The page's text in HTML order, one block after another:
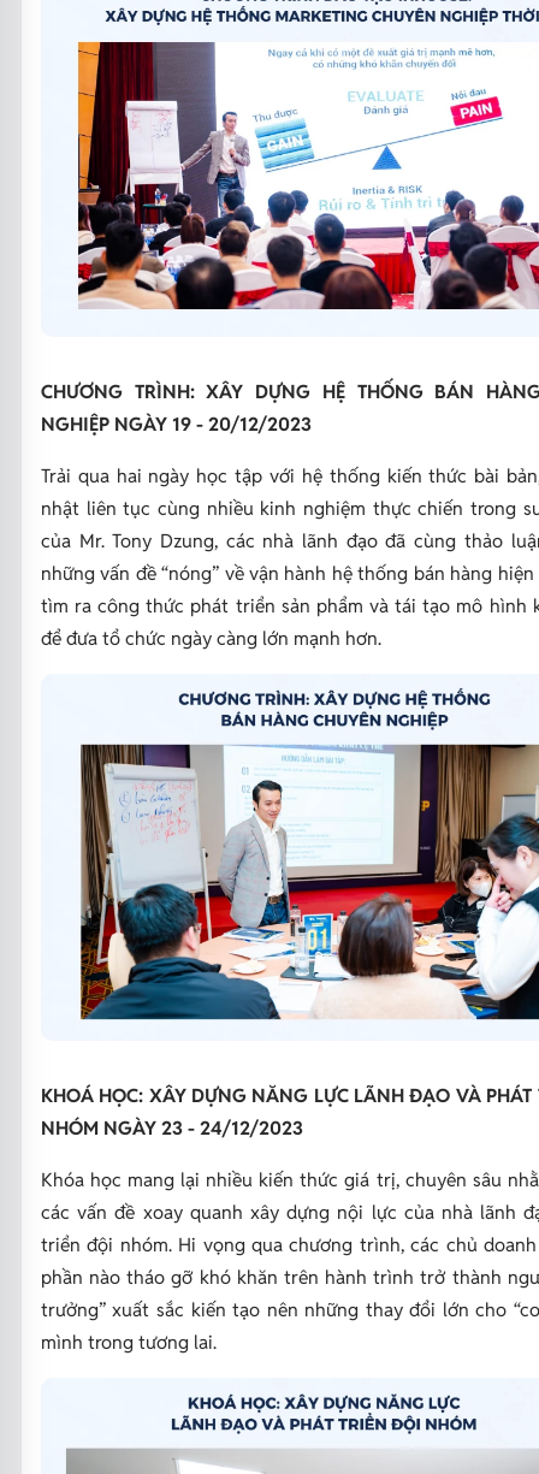
CHƯƠNG TRÌNH: XÂY DỰNG HỆ THỐNG BÁN
NGHIỆP NGÀY 19 - 20/12/2023
Trải qua hai ngày học tập với hệ thống kiến thức bài
nhật liên tục cùng nhiều kinh nghiệm thực chiến trong
của Mr. Tony Dzung, các nhà lãnh đạo đã cùng thảo
những vấn đề “nóng” về vận hành hệ thống bán hàng hiện
tìm ra công thức phát triển sản phẩm và tái tạo mô hình
để đưa tổ chức ngày càng lớn mạnh hơn.
KHOÁ HỌC: XÂY DỰNG NĂNG LỰC LÃNH ĐẠO VÀ PHÁT
NHÓM NGÀY 23 - 24/12/2023
Khóa học mang lại nhiều kiến thức giá trị, chuyên sâu
các vấn đề xoay quanh xây dựng nội lực của nhà lãnh
triển đội nhóm. Hi vọng qua chương trình, các chủ
phần nào tháo gỡ khó khăn trên hành trình trở thành
trưởng” xuất sắc kiến tạo nên những thay đổi lớn cho
mình trong tương lai.